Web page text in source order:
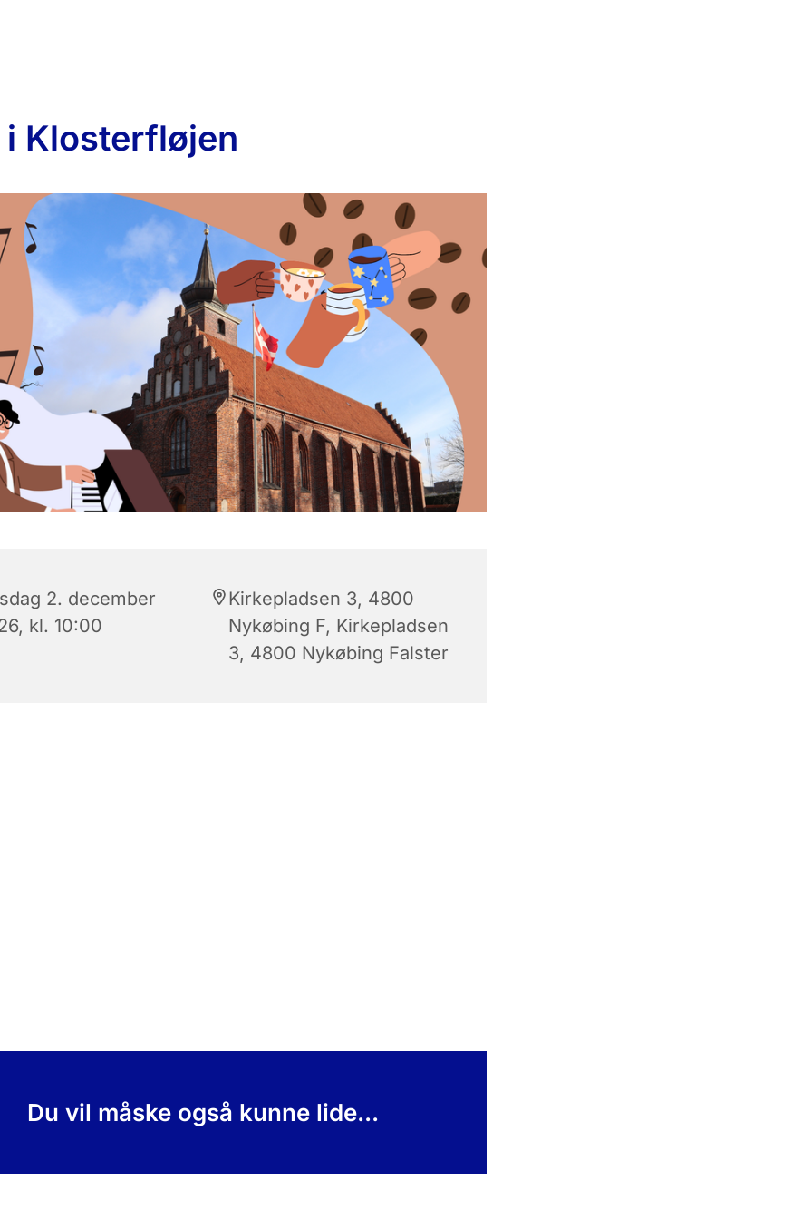
i Klosterfløjen
2. december
kl. 10:00
Kirkepladsen 3, 4800
Nykøbing F, Kirkepladsen
3, 4800 Nykøbing Falster
Du vil måske også kunne lide...